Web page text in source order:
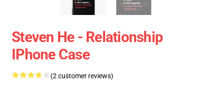
Steven He - Relationship
IPhone Case
(2 customer reviews)